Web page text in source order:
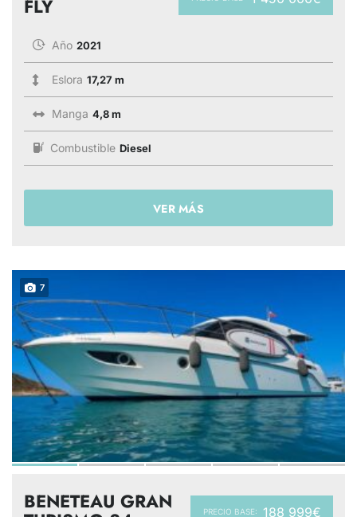
FLY
Año 2021
Eslora 17,27 m
Manga 4,8 m
Combustible Diesel
VER MÁS
7
PRECIO BASE: 188 999€
BENETEAU GRAN